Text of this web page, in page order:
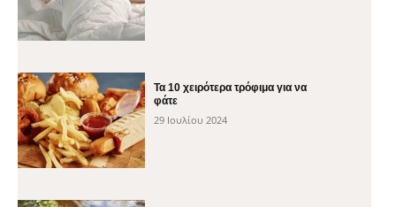
Τα 10 χειρότερα τρόφιμα για να
φάτε
29 Ιουλίου 2024